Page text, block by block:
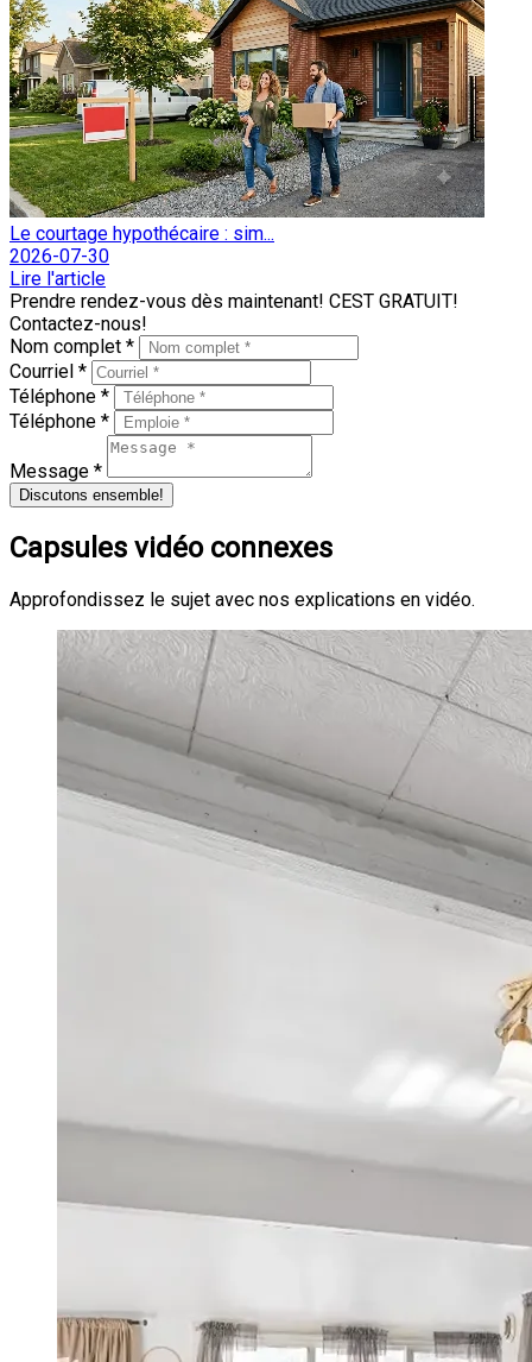
Le courtage hypothécaire : sim...
2026-07-30
Lire l'article
Prendre rendez-vous dès maintenant! CEST GRATUIT!
Contactez-nous!
Nom complet *
Courriel *
Téléphone *
Téléphone *
Message *
Discutons ensemble!
Capsules vidéo connexes
Approfondissez le sujet avec nos explications en vidéo.